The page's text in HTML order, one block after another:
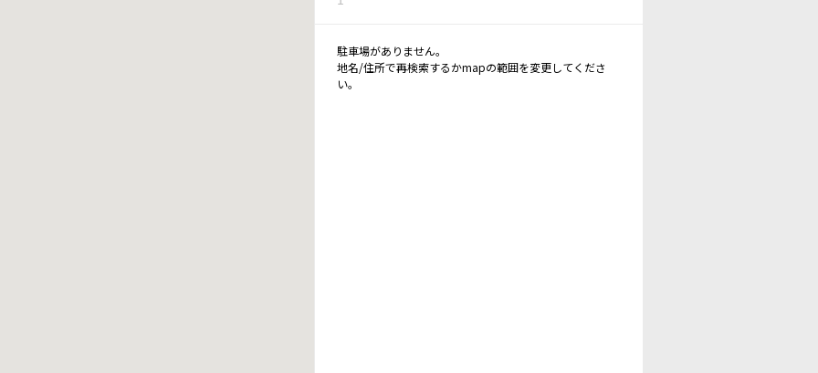
駐車場がありません。
地名/住所で再検索するかmapの範囲を変更してくださ
い。